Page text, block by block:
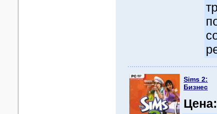
Sims 2:
Бизнес